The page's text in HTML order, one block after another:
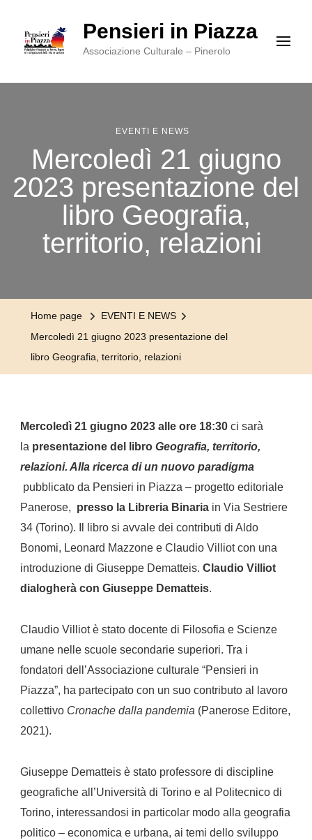
Pensieri in Piazza
Associazione Culturale – Pinerolo
EVENTI E NEWS
Mercoledì 21 giugno
2023 presentazione del
libro Geografia,
territorio, relazioni
Home page
EVENTI E NEWS
Mercoledì 21 giugno 2023 presentazione del
libro Geografia, territorio, relazioni
Mercoledì 21 giugno 2023 alle ore 18:30 ci sarà
la presentazione del libro Geografia, territorio,
relazioni. Alla ricerca di un nuovo paradigma
pubblicato da Pensieri in Piazza – progetto editoriale
Panerose, presso la Libreria Binaria in Via Sestriere
34 (Torino). Il libro si avvale dei contributi di Aldo
Bonomi, Leonard Mazzone e Claudio Villiot con una
introduzione di Giuseppe Dematteis. Claudio Villiot
dialogherà con Giuseppe Dematteis.
Claudio Villiot è stato docente di Filosofia e Scienze
umane nelle scuole secondarie superiori. Tra i
fondatori dell’Associazione culturale “Pensieri in
Piazza”, ha partecipato con un suo contributo al lavoro
collettivo Cronache dalla pandemia (Panerose Editore,
2021).
Giuseppe Dematteis è stato professore di discipline
geografiche all’Università di Torino e al Politecnico di
Torino, interessandosi in particolar modo alla geografia
politico – economica e urbana, ai temi dello sviluppo